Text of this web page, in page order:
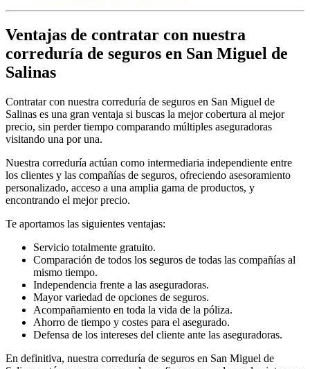
Ventajas de contratar con nuestra
correduría de seguros en San Miguel de
Salinas
Contratar con nuestra correduría de seguros en San Miguel de
Salinas es una gran ventaja si buscas la mejor cobertura al mejor
precio, sin perder tiempo comparando múltiples aseguradoras
visitando una por una.
Nuestra correduría actúan como intermediaria independiente entre
los clientes y las compañías de seguros, ofreciendo asesoramiento
personalizado, acceso a una amplia gama de productos, y
encontrando el mejor precio.
Te aportamos las siguientes ventajas:
Servicio totalmente gratuito.
Comparación de todos los seguros de todas las compañías al
mismo tiempo.
Independencia frente a las aseguradoras.
Mayor variedad de opciones de seguros.
Acompañamiento en toda la vida de la póliza.
Ahorro de tiempo y costes para el asegurado.
Defensa de los intereses del cliente ante las aseguradoras.
En definitiva, nuestra correduría de seguros en San Miguel de